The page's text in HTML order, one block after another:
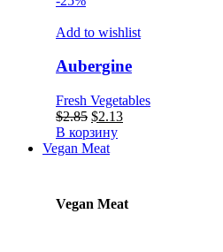
Add to wishlist
Aubergine
Fresh Vegetables
$2.85 Первоначальная
цена
составляла
$2.13Текущая
В корзину
Vegan Meat
Vegan Meat